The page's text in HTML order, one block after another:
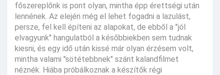
főszereplőnk is pont olyan, mintha épp érettségi után
lennének. Az elején még el lehet fogadni a lazulást,
persze, fel kell építeni az alapokat, de ebből a "jól
elvagyunk" hangulatból a későbbiekben sem tudnak
kiesni, és egy idő után kissé már olyan érzésem volt,
mintha valami "sötétebbnek" szánt kalandfilmet
néznék. Hiába próbálkoznak a készítők régi